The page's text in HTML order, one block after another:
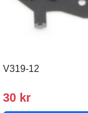
V319-12
30 kr